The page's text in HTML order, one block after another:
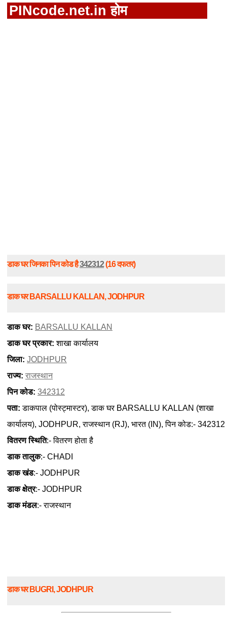
PINcode.net.in होम
डाक घर जिनका पिन कोड है342312(16 दफतर)
डाक घर BARSALLU KALLAN, JODHPUR
डाक घर: BARSALLU KALLAN
डाक घर प्रकार: शाखा कार्यालय
जिला: JODHPUR
राज्य: राजस्थान
पिन कोड: 342312
पता: डाकपाल (पोस्ट्मास्टर), डाक घर BARSALLU KALLAN (शाखा
कार्यालय), JODHPUR, राजस्थान (RJ), भारत (IN), पिन कोड:- 342312
वितरण स्थिति:- वितरण होता है
डाक तालुक:- CHADI
डाक खंड:- JODHPUR
डाक क्षेत्र:- JODHPUR
डाक मंडल:- राजस्थान
डाक घर BUGRI, JODHPUR